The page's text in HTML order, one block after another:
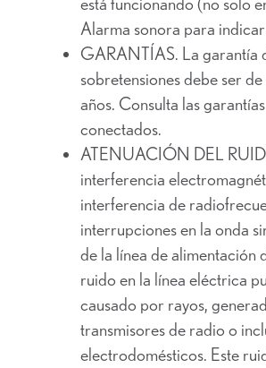
Alarma sonora para
GARANTÍAS. La garantía
sobretensiones debe ser
años. Consulta las
conectados.
ATENUACIÓN DEL
interferencia
interferencia de
interrupciones en la onda
de la línea de alimentación
ruido en la línea eléctrica
causado por rayos,
transmisores de radio o
electrodomésticos. Este